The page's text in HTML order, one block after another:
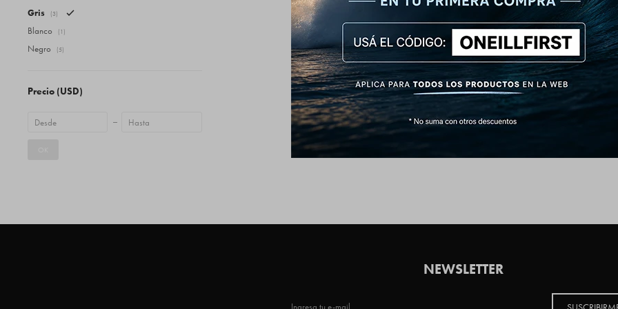
Precio (USD)
Gris
(3)
Blanco (1)
Negro (5)
NEWSLETTER